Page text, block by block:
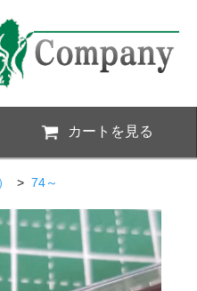
カートを見る
> 74～